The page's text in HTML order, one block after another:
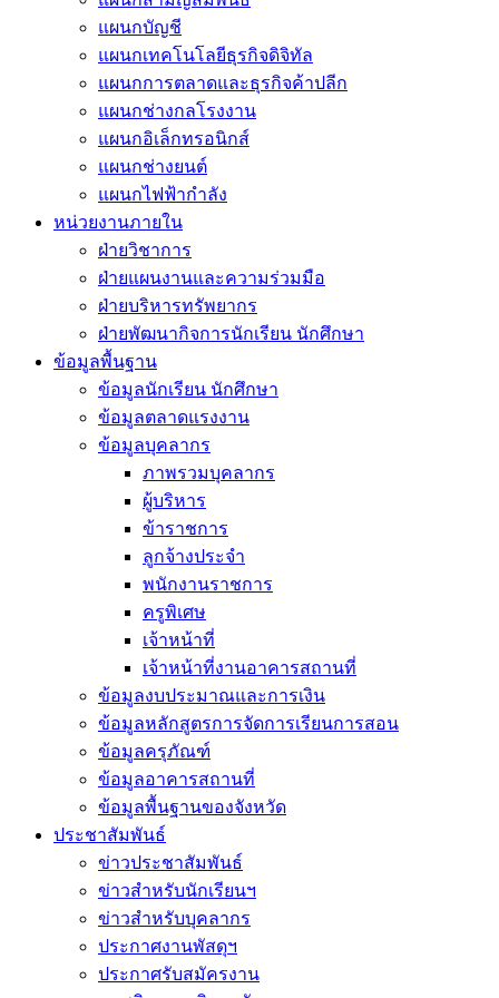
แผนกบัญชี
แผนกเทคโนโลยีธุรกิจดิจิทัล
แผนกการตลาดและธุรกิจค้าปลีก
แผนกช่างกลโรงงาน
แผนกอิเล็กทรอนิกส์
แผนกช่างยนต์
แผนกไฟฟ้ากำลัง
หน่วยงานภายใน
ฝ่ายวิชาการ
ฝ่ายแผนงานและความร่วมมือ
ฝ่ายบริหารทรัพยากร
ฝ่ายพัฒนากิจการนักเรียน นักศึกษา
ข้อมูลพื้นฐาน
ข้อมูลนักเรียน นักศึกษา
ข้อมูลตลาดแรงงาน
ข้อมูลบุคลากร
ภาพรวมบุคลากร
ผู้บริหาร
ข้าราชการ
ลูกจ้างประจำ
พนักงานราชการ
ครูพิเศษ
เจ้าหน้าที่
เจ้าหน้าที่งานอาคารสถานที่
ข้อมูลงบประมาณและการเงิน
ข้อมูลหลักสูตรการจัดการเรียนการสอน
ข้อมูลครุภัณฑ์
ข้อมูลอาคารสถานที่
ข้อมูลพื้นฐานของจังหวัด
ประชาสัมพันธ์
ข่าวประชาสัมพันธ์
ข่าวสำหรับนักเรียนฯ
ข่าวสำหรับบุคลากร
ประกาศงานพัสดุฯ
ประกาศรับสมัครงาน